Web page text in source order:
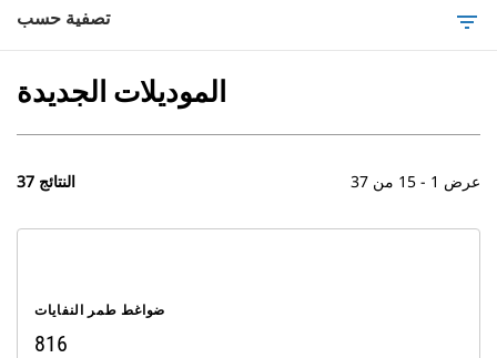
تصفية حسب filter_list
الموديلات الجديدة
37 النتائج عرض 1 - 15 من 37
ضواغط طمر النفايات
816